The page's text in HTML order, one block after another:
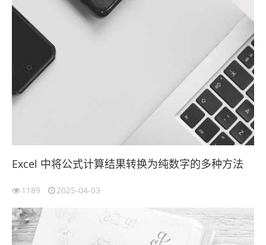
Excel 中将公式计算结果转换为纯数字的多种方法
1189 2025-04-03